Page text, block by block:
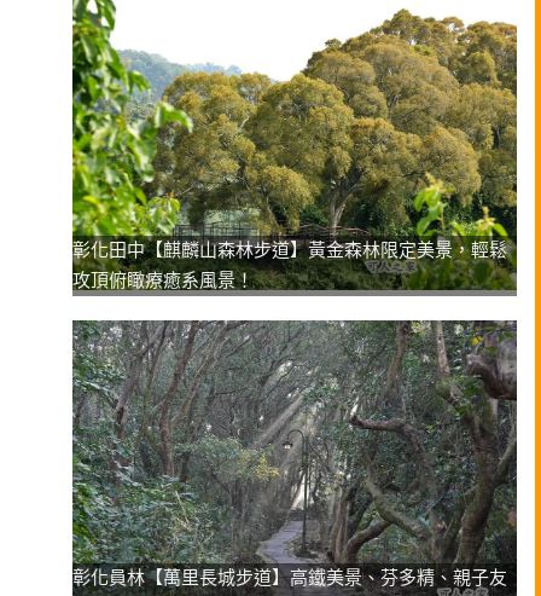
彰化田中【麒麟山森林步道】黃金森林限定美景，輕鬆
攻頂俯瞰療癒系風景！
彰化員林【萬里長城步道】高鐵美景、芬多精、親子友